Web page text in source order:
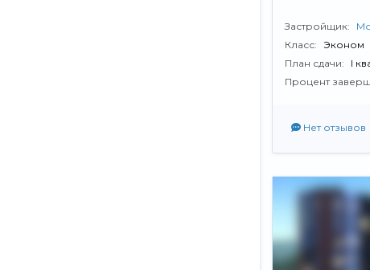
Застройщик:
Класс: Эконом
План сдачи:
I
Процент
Нет отзывов